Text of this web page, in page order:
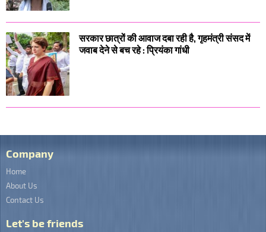
सरकार छात्रों की आवाज दबा रही है, गृहमंत्री संसद में
जवाब देने से बच रहे : प्रियंका गांधी
Company
Home
About Us
Contact Us
Let's be friends